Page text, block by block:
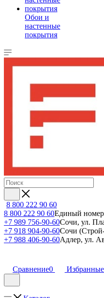
Обои и
настенные
покрытия
8 800 222 90 60
8 800 222 90 60Единый номер
+7 989 756-90-60Сочи, ул.
+7 918 904-90-60Сочи
+7 988 406-90-60Адлер, ул.
Сравнение0